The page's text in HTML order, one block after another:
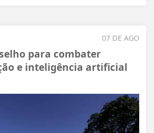
07 DE AGO
para combater
e inteligência artificial